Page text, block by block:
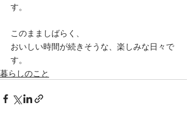
す。
このまましばらく、
おいしい時間が続きそうな、楽しみな日々で
す。
暮らしのこと